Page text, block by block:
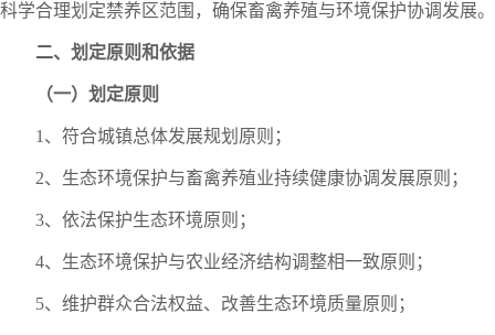
科学合理划定禁养区范围，确保畜禽养殖与环境保护协调发展。
二、划定原则和依据
（一）划定原则
1、符合城镇总体发展规划原则；
2、生态环境保护与畜禽养殖业持续健康协调发展原则；
3、依法保护生态环境原则；
4、生态环境保护与农业经济结构调整相一致原则；
5、维护群众合法权益、改善生态环境质量原则；